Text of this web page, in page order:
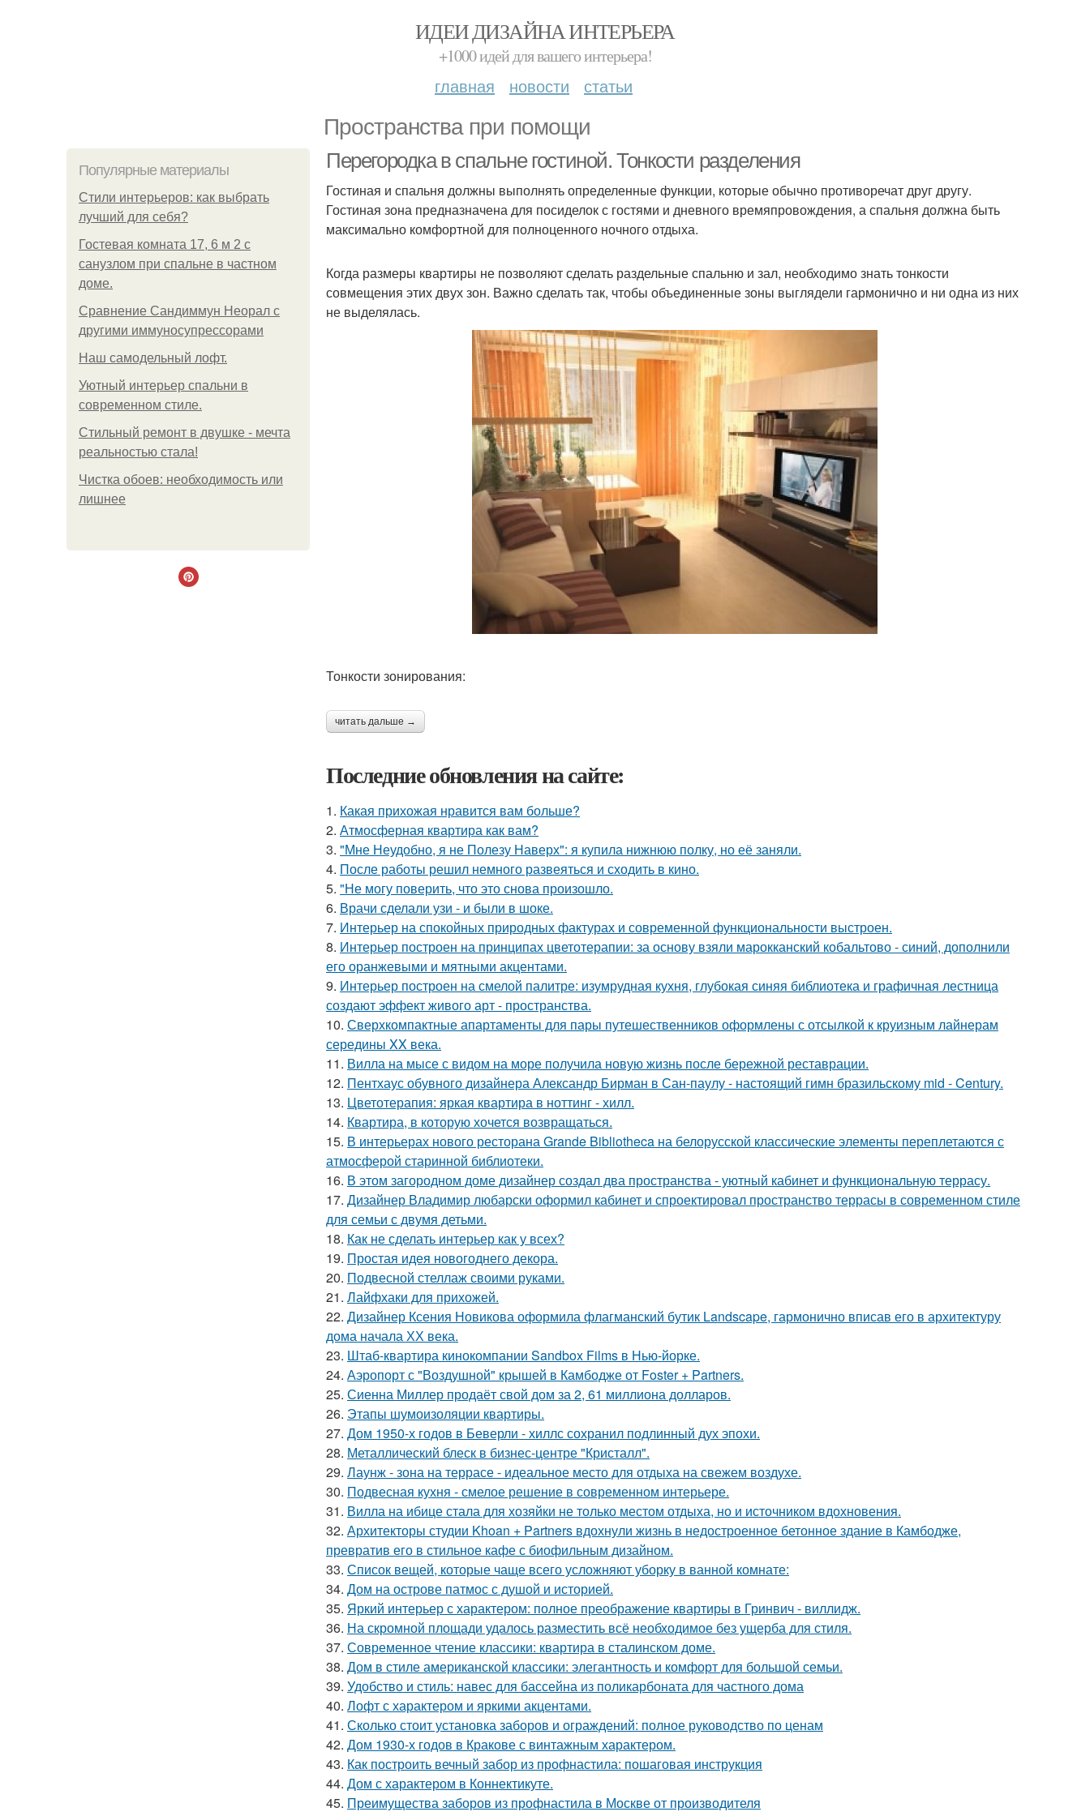
ИДЕИ ДИЗАЙНА ИНТЕРЬЕРА
+1000 идей для вашего интерьера!
главная новости статьи
Пространства при помощи
Популярные материалы
Стили интерьеров: как выбрать
лучший для себя?
Гостевая комната 17, 6 м 2 с
санузлом при спальне в частном
доме.
Сравнение Сандиммун Неорал с
другими иммуносупрессорами
Наш самодельный лофт.
Уютный интерьер спальни в
современном стиле.
Стильный ремонт в двушке - мечта
реальностью стала!
Чистка обоев: необходимость или
лишнее
Перегородка в спальне гостиной. Тонкости разделения
Гостиная и спальня должны выполнять определенные функции, которые обычно противоречат друг другу.
Гостиная зона предназначена для посиделок с гостями и дневного времяпровождения, а спальня должна быть
максимально комфортной для полноценного ночного отдыха.
Когда размеры квартиры не позволяют сделать раздельные спальню и зал, необходимо знать тонкости
совмещения этих двух зон. Важно сделать так, чтобы объединенные зоны выглядели гармонично и ни одна из них
не выделялась.
Тонкости зонирования:
читать дальше →
Последние обновления на сайте:
1. Какая прихожая нравится вам больше?
2. Атмосферная квартира как вам?
3. "Мне Неудобно, я не Полезу Наверх": я купила нижнюю полку, но её заняли.
4. После работы решил немного развеяться и сходить в кино.
5. "Не могу поверить, что это снова произошло.
6. Врачи сделали узи - и были в шоке.
7. Интерьер на спокойных природных фактурах и современной функциональности выстроен.
8. Интерьер построен на принципах цветотерапии: за основу взяли марокканский кобальтово - синий, дополнили
его оранжевыми и мятными акцентами.
9. Интерьер построен на смелой палитре: изумрудная кухня, глубокая синяя библиотека и графичная лестница
создают эффект живого арт - пространства.
10. Сверхкомпактные апартаменты для пары путешественников оформлены с отсылкой к круизным лайнерам
середины XX века.
11. Вилла на мысе с видом на море получила новую жизнь после бережной реставрации.
12. Пентхаус обувного дизайнера Александр Бирман в Сан-паулу - настоящий гимн бразильскому mid - Century.
13. Цветотерапия: яркая квартира в ноттинг - хилл.
14. Квартира, в которую хочется возвращаться.
15. В интерьерах нового ресторана Grande Bibliotheca на белорусской классические элементы переплетаются с
атмосферой старинной библиотеки.
16. В этом загородном доме дизайнер создал два пространства - уютный кабинет и функциональную террасу.
17. Дизайнер Владимир любарски оформил кабинет и спроектировал пространство террасы в современном стиле
для семьи с двумя детьми.
18. Как не сделать интерьер как у всех?
19. Простая идея новогоднего декора.
20. Подвесной стеллаж своими руками.
21. Лайфхаки для прихожей.
22. Дизайнер Ксения Новикова оформила флагманский бутик Landscape, гармонично вписав его в архитектуру
дома начала ХХ века.
23. Штаб-квартира кинокомпании Sandbox Films в Нью-йорке.
24. Аэропорт с "Воздушной" крышей в Камбодже от Foster + Partners.
25. Сиенна Миллер продаёт свой дом за 2, 61 миллиона долларов.
26. Этапы шумоизоляции квартиры.
27. Дом 1950-х годов в Беверли - хиллс сохранил подлинный дух эпохи.
28. Металлический блеск в бизнес-центре "Кристалл".
29. Лаунж - зона на террасе - идеальное место для отдыха на свежем воздухе.
30. Подвесная кухня - смелое решение в современном интерьере.
31. Вилла на ибице стала для хозяйки не только местом отдыха, но и источником вдохновения.
32. Архитекторы студии Khoan + Partners вдохнули жизнь в недостроенное бетонное здание в Камбодже,
превратив его в стильное кафе с биофильным дизайном.
33. Список вещей, которые чаще всего усложняют уборку в ванной комнате:
34. Дом на острове патмос с душой и историей.
35. Яркий интерьер с характером: полное преображение квартиры в Гринвич - виллидж.
36. На скромной площади удалось разместить всё необходимое без ущерба для стиля.
37. Современное чтение классики: квартира в сталинском доме.
38. Дом в стиле американской классики: элегантность и комфорт для большой семьи.
39. Удобство и стиль: навес для бассейна из поликарбоната для частного дома
40. Лофт с характером и яркими акцентами.
41. Сколько стоит установка заборов и ограждений: полное руководство по ценам
42. Дом 1930-х годов в Кракове с винтажным характером.
43. Как построить вечный забор из профнастила: пошаговая инструкция
44. Дом с характером в Коннектикуте.
45. Преимущества заборов из профнастила в Москве от производителя